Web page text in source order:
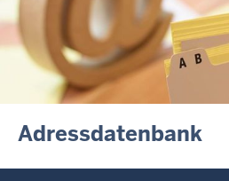
Adressdatenbank